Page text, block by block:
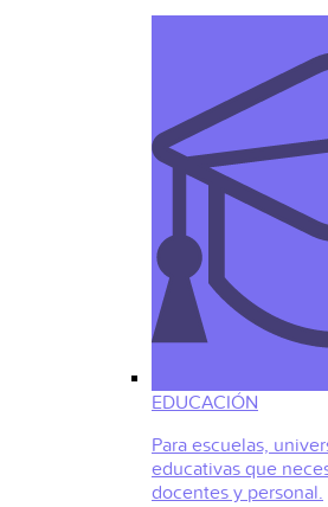
EDUCACIÓN
Para escuelas,
educativas que
docentes y personal.